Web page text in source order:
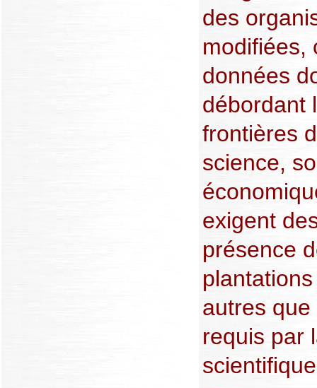
des
modifiées,
données
débordant
frontières
science,
exigent
présence
autres
requis par